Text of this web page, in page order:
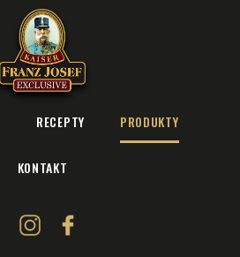
RECEPTY PRODUKTY
KONTAKT